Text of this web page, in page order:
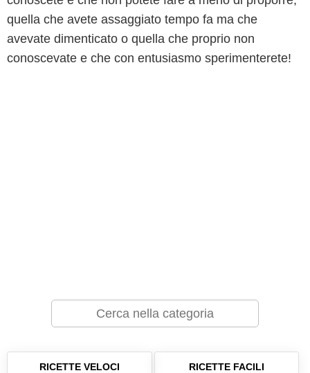
quella che avete assaggiato tempo fa ma che
avevate dimenticato o quella che proprio non
conoscevate e che con entusiasmo sperimenterete!
RICETTE VELOCI RICETTE FACILI